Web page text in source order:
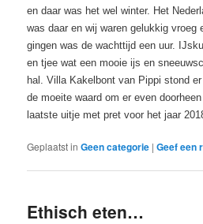
en daar was het wel winter. Het
was daar en wij waren gelukkig vroeg
gingen was de wachttijd een uur.
en tjee wat een mooie ijs en
hal. Villa Kakelbont van Pippi stond
de moeite waard om er even
laatste uitje met pret voor het jaar
Geplaatst in Geen categorie |Geef een
Ethisch eten…